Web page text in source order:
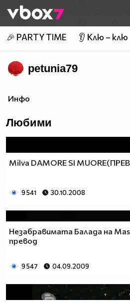
👾
🎉 PARTY TIME 👂 Клю – клю
petunia79
Инфо
Любими
Milva DAMORE SI
9 541 30.10.2008
Незабравимата Балада на
превод
9 547 04.09.2009